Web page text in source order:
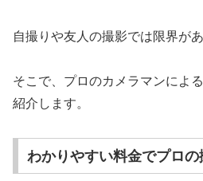
自撮りや友人の撮影では限界があ
そこで、プロのカメラマンによ
紹介します。
わかりやすい料金でプロ